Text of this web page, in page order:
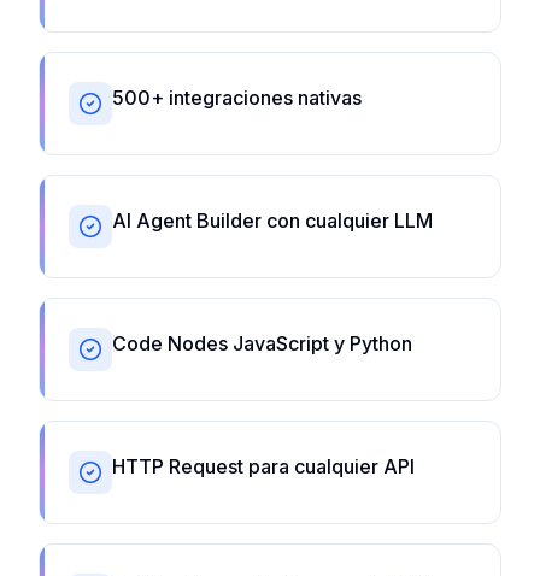
500+ integraciones nativas
AI Agent Builder con cualquier LLM
Code Nodes JavaScript y Python
HTTP Request para cualquier API